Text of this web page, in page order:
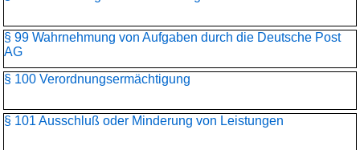
§ 99 Wahrnehmung von Aufgaben durch die Deutsche Post
AG
§ 100 Verordnungsermächtigung
§ 101 Ausschluß oder Minderung von Leistungen